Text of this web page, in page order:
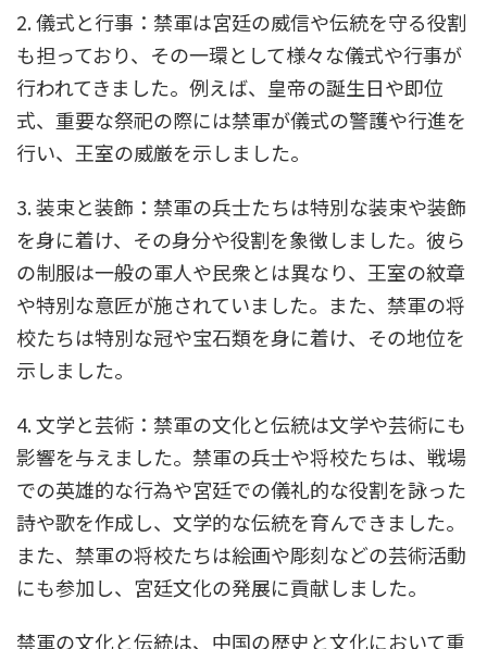
2. 儀式と行事：禁軍は宮廷の威信や伝統を守る役割
も担っており、その一環として様々な儀式や行事が
行われてきました。例えば、皇帝の誕生日や即位
式、重要な祭祀の際には禁軍が儀式の警護や行進を
行い、王室の威厳を示しました。
3. 装束と装飾：禁軍の兵士たちは特別な装束や装飾
を身に着け、その身分や役割を象徴しました。彼ら
の制服は一般の軍人や民衆とは異なり、王室の紋章
や特別な意匠が施されていました。また、禁軍の将
校たちは特別な冠や宝石類を身に着け、その地位を
示しました。
4. 文学と芸術：禁軍の文化と伝統は文学や芸術にも
影響を与えました。禁軍の兵士や将校たちは、戦場
での英雄的な行為や宮廷での儀礼的な役割を詠った
詩や歌を作成し、文学的な伝統を育んできました。
また、禁軍の将校たちは絵画や彫刻などの芸術活動
にも参加し、宮廷文化の発展に貢献しました。
禁軍の文化と伝統は、中国の歴史と文化において重